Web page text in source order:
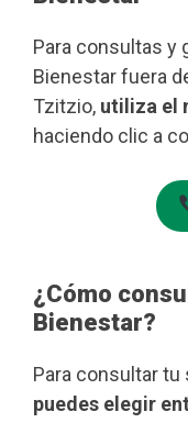
Para consultas y
Bienestar fuera
Tzitzio, utiliza el
haciendo clic a
¿Cómo
Bienestar?
Para consultar tu
puedes elegir